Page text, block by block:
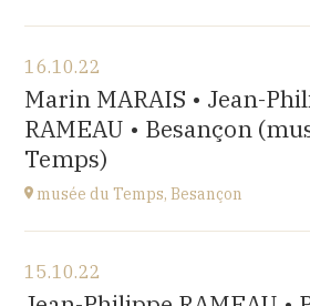
Salle Roger Planchon
54 Boulevard Waldeck Rousseau
à17H
16.10.22
Marin MARAIS • Jean-
RAMEAU • Besançon
Temps)
musée du Temps, Besançon
Palais Granvelle, 96 Grande Rue
15.10.22